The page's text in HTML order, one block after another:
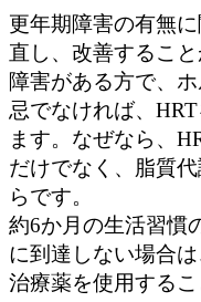
更年期障害の有無
直し、改善するこ
障害がある方で、
忌でなければ、
ます。なぜなら、
だけでなく、脂質
らです。
約6か月の生活習慣
に到達しない場合
治療薬を使用するこ